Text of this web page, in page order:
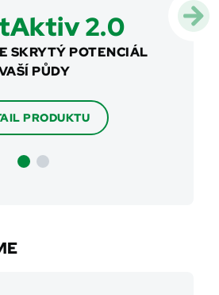
2.0
SKRYTÝ POTENCIÁL
PŮDY
PRODUKTU